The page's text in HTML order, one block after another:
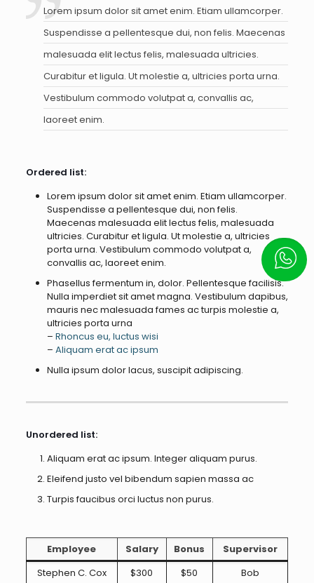
Lorem ipsum dolor sit amet enim. Etiam ullamcorper.
Suspendisse a pellentesque dui, non felis. Maecenas
malesuada elit lectus felis, malesuada ultricies.
Curabitur et ligula. Ut molestie a, ultricies porta urna.
Vestibulum commodo volutpat a, convallis ac,
laoreet enim.
Ordered list:
Lorem ipsum dolor sit amet enim. Etiam ullamcorper.
Suspendisse a pellentesque dui, non felis.
Maecenas malesuada elit lectus felis, malesuada
ultricies. Curabitur et ligula. Ut molestie a, ultricies
porta urna. Vestibulum commodo volutpat a,
convallis ac, laoreet enim.
Phasellus fermentum in, dolor. Pellentesque facilisis.
Nulla imperdiet sit amet magna. Vestibulum dapibus,
mauris nec malesuada fames ac turpis molestie a,
ultricies porta urna
– Rhoncus eu, luctus wisi
– Aliquam erat ac ipsum
Nulla ipsum dolor lacus, suscipit adipiscing.
Unordered list:
Aliquam erat ac ipsum. Integer aliquam purus.
Eleifend justo vel bibendum sapien massa ac
Turpis faucibus orci luctus non purus.
Employee Salary Bonus
Supervisor
Stephen C. Cox
$300 $50 Bob